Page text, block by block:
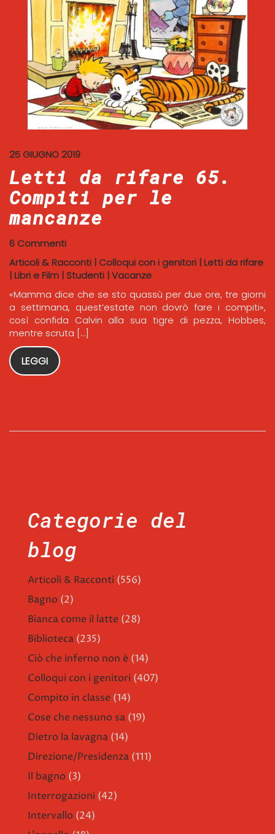
25 GIUGNO 2019
Letti da rifare 65.
Compiti per le
mancanze
6 Commenti
Articoli & Racconti | Colloqui con i genitori | Letti da rifare
| Libri e Film | Studenti |Vacanze
«Mamma dice che se sto quassù per due ore, tre giorni
a settimana, quest’estate non dovrò fare i compiti»,
così confida Calvin alla sua tigre di pezza, Hobbes,
mentre scruta […]
LEGGI
Categorie del
blog
Articoli & Racconti (556)
Bagno (2)
Bianca come il latte (28)
Biblioteca (235)
Ciò che inferno non è (14)
Colloqui con i genitori (407)
Compito in classe (14)
Cose che nessuno sa (19)
Dietro la lavagna (14)
Direzione/Presidenza (111)
Il bagno (3)
Interrogazioni (42)
Intervallo (24)